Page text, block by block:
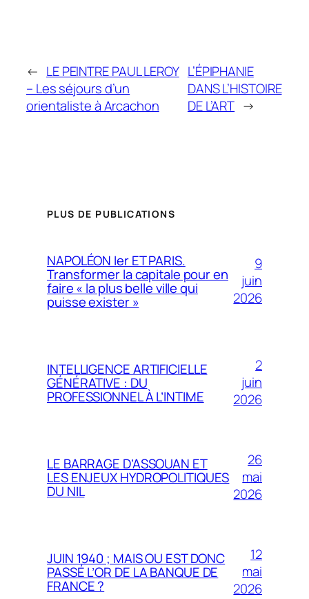
← LE PEINTRE PAUL LEROY
– Les séjours d’un
orientaliste à Arcachon
L’ÉPIPHANIE
DANS L’HISTOIRE
DE L’ART →
PLUS DE PUBLICATIONS
NAPOLÉON Ier ET PARIS.
Transformer la capitale pour en
faire « la plus belle ville qui
puisse exister »
9
juin
2026
INTELLIGENCE ARTIFICIELLE
GÉNÉRATIVE : DU
PROFESSIONNEL À L’INTIME
2
juin
2026
LE BARRAGE D’ASSOUAN ET
LES ENJEUX HYDROPOLITIQUES
DU NIL
26
mai
2026
JUIN 1940 ; MAIS OU EST DONC
PASSÉ L’OR DE LA BANQUE DE
FRANCE ?
12
mai
2026